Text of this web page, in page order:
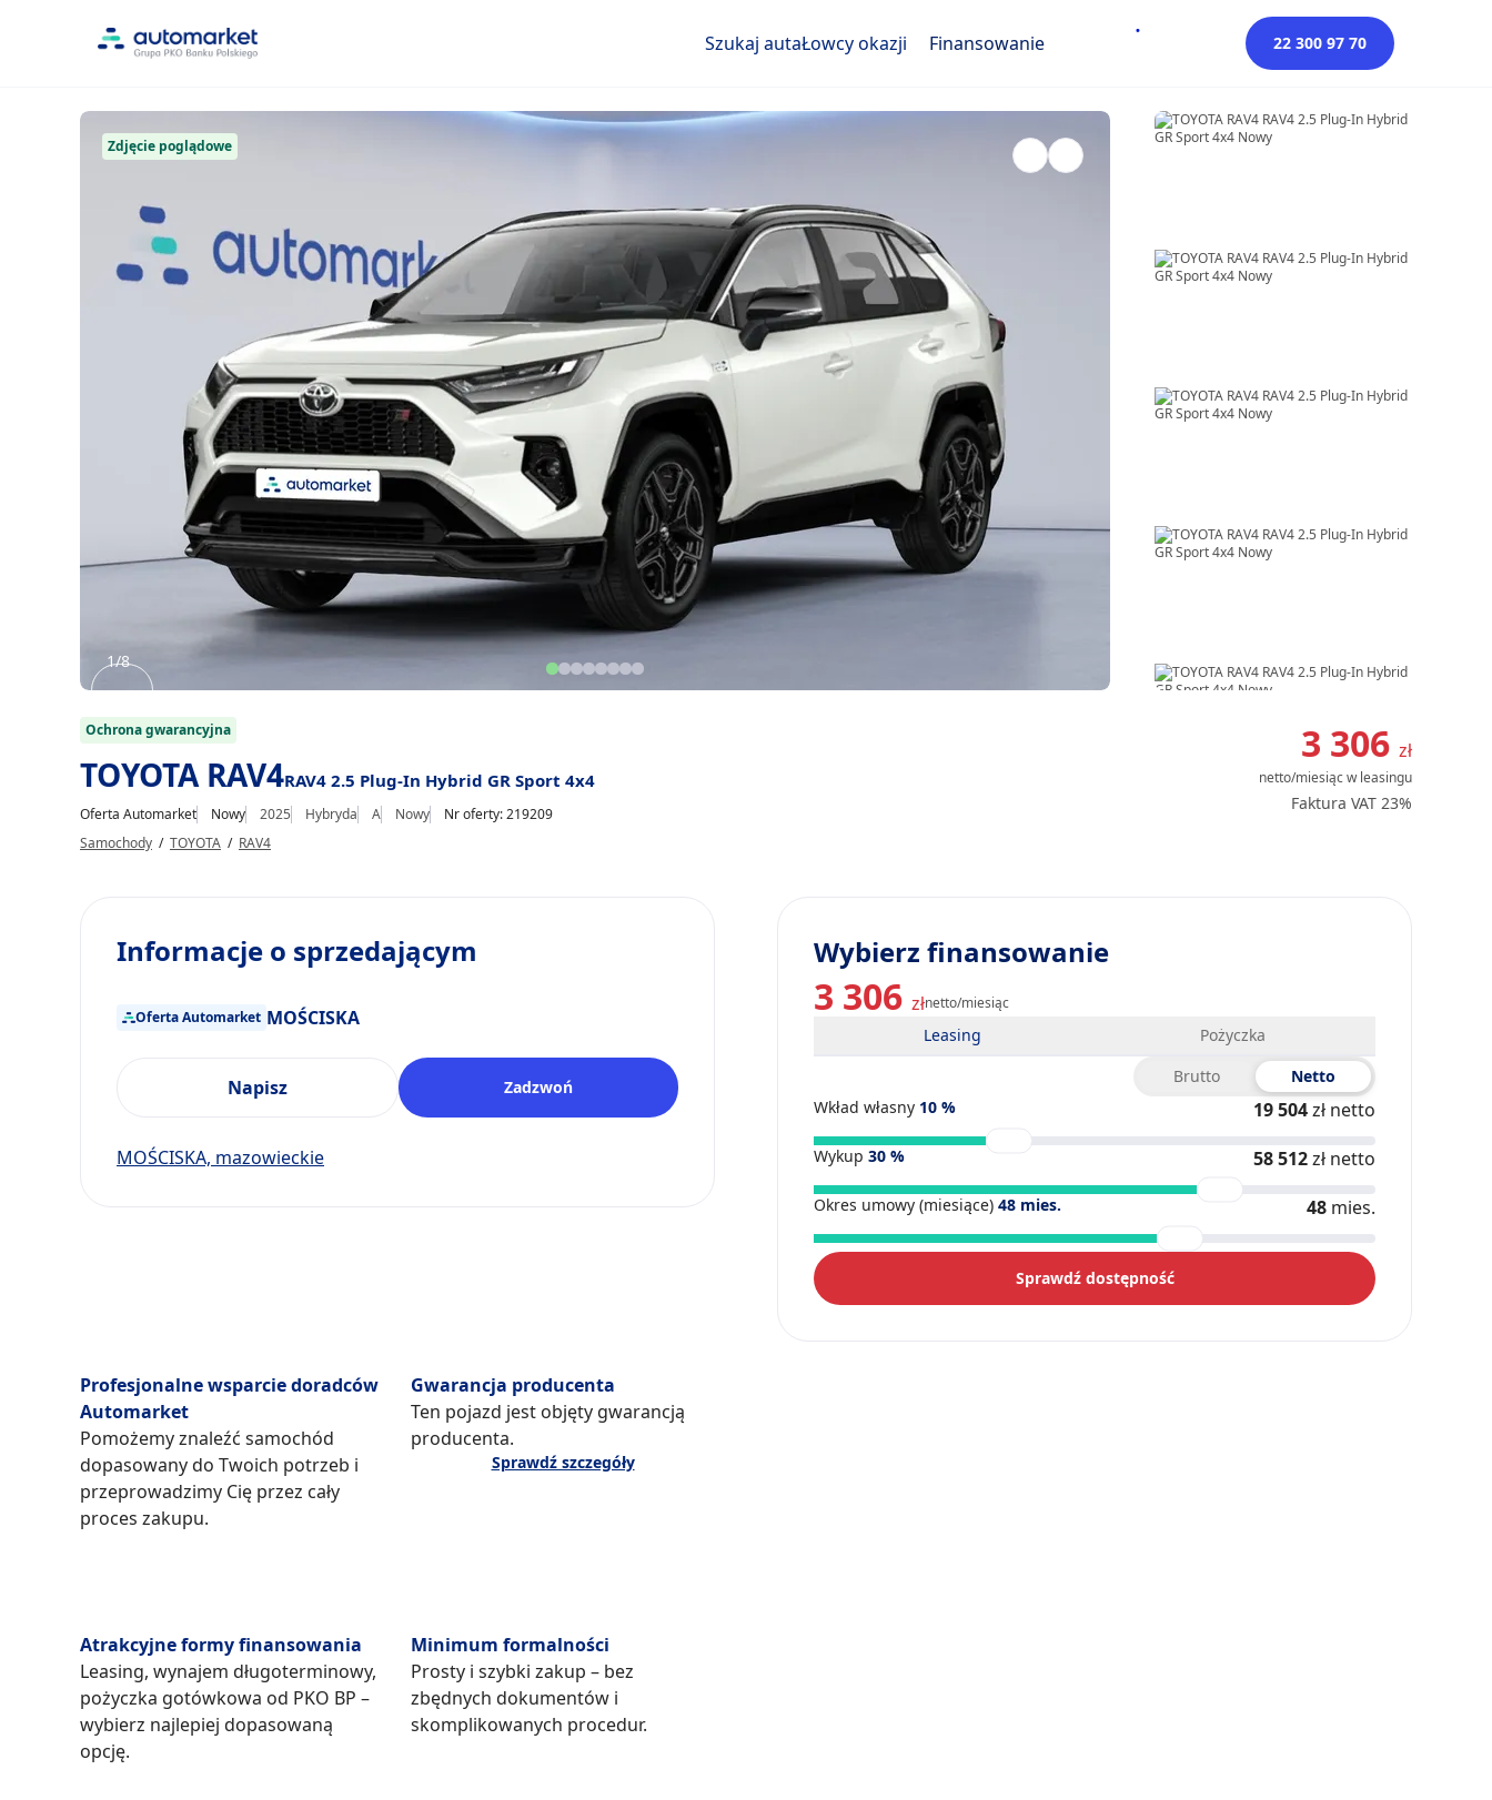
Szukaj autaŁowcy okazji Finansowanie 22 300 97 70
1
8
1/8
Zdjęcie poglądowe
Ochrona gwarancyjna
TOYOTA RAV4RAV4 2.5 Plug-In Hybrid GR Sport 4x4
Oferta Automarket Nowy 2025 Hybryda A Nowy
Nr oferty: 219209
Samochody / TOYOTA / RAV4
3 306 zł
netto/miesiącw leasingu
Faktura VAT 23%
Wybierz finansowanie
3 306 złnetto/miesiąc
Leasing
Pożyczka
Brutto
Netto
Wkład własny 10 % 19 504zł netto
Wykup 30 % 58 512zł netto
Okres umowy (miesiące) 48 mies. 48 mies.
Sprawdź dostępność
Profesjonalne wsparcie doradców
Automarket
Pomożemy znaleźć samochód
dopasowany do Twoich potrzeb i
przeprowadzimy Cię przez cały
proces zakupu.
Gwarancja producenta
Ten pojazd jest objęty gwarancją
producenta.
Sprawdź szczegóły
Atrakcyjne formy finansowania
Leasing, wynajem długoterminowy,
pożyczka gotówkowa od PKO BP –
wybierz najlepiej dopasowaną
opcję.
Minimum formalności
Prosty i szybki zakup – bez
zbędnych dokumentów i
skomplikowanych procedur.
Informacje o sprzedającym
Oferta Automarket MOŚCISKA
Napisz Zadzwoń
MOŚCISKA, mazowieckie